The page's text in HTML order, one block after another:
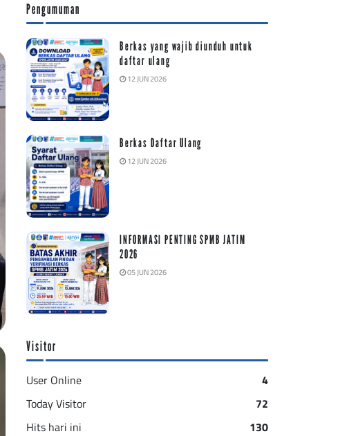
Pengumuman
Berkas yang wajib diunduh untuk
daftar ulang
12 JUN 2026
Berkas Daftar Ulang
12 JUN 2026
INFORMASI PENTING SPMB JATIM
2026
05 JUN 2026
Visitor
User Online
4
Today Visitor
72
Hits hari ini
130